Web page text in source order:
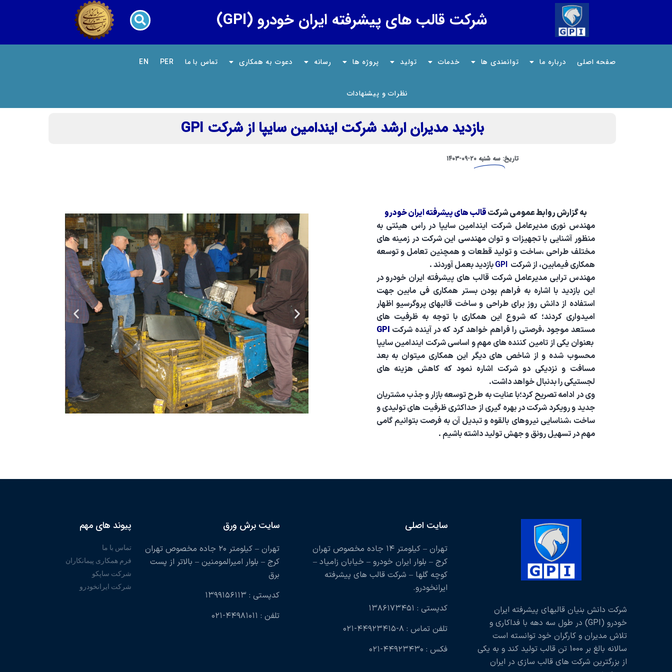
شرکت قالب های پیشرفته ایران خودرو (GPI)
صفحه اصلی درباره ما توانمندی ها خدمات تولید پروژه ها رسانه دعوت به همکاری تماس با ما PER
EN
نظرات و پیشنهادات
بازدید مدیران ارشد شرکت ایندامین سایپا از شرکت GPI
تاریخ: سه شنبه ۲۰-۰۹-۱۴۰۳
به گزارش روابط عمومي شركتقالب هاي پيشرفته ايران خودرو
مهندس نوری مديرعامل شرکت ایندامین سایپا در راس هیئتی به
منظور آشنایی با تجهیزات و توان مهندسی این شرکت در زمينه هاي
مختلف طراحی ،ساخت و تولید قطعات و همچنین تعامل و توسعه
همکاری فیمابین، از شرکت GPI
بازدید بعمل آوردند .
مهندس ترابی مدیرعامل شرکت قالب های پیشرفته ایران خودرو در
این بازدید با اشاره به فراهم بودن بستر همکاری فی مابین جهت
استفاده از دانش روز برای طراحی و ساخت قالبهای پروگرسیو اظهار
امیدواری کردند؛ که شروع این همکاری با توجه به ظرفیت های
مستعد موجود ،فرصتی را فراهم خواهد کرد که در آینده شرکت GPI
بعنوان یکی از تامین کننده های مهم و اساسی شرکت ایندامین سایپا
محسوب شده و از شاخص های دیگر این همکاری میتوان به بعد
مسافت و نزدیکی دو شرکت اشاره نمود که کاهش هزینه های
لجستیکی را بدنبال خواهد داشت.
وی در ادامه تصریح کرد؛با عنایت به طرح توسعه بازار و جذب مشتریان
جدید و رویکرد شرکت در بهره گیری از حداکثری ظرفیت های تولیدی و
ساخت ،شناسایی نیروهای بالقوه و تبدیل آن به فرصت بتوانیم گامی
مهم در تسهیل رونق و جهش تولید داشته باشیم .
شرکت دانش بنیان قالبهای پیشرفته ایران
خودرو (GPI) در طول سه دهه با فداکاری و
تلاش مدیران و کارگران خود توانسته است
سالانه بالغ بر 1000 تن قالب تولید کند و به یکی
از بزرگترین شرکت های قالب سازی در ایران
سایت اصلی
تهران – کیلومتر ۱۴ جاده مخصوص تهران
کرج – بلوار ایران خودرو – خیابان زامیاد –
کوچه گلها – شرکت قالب های پیشرفته
ایرانخودرو.
کدپستی : ۱۳۸۶۱۷۳۴۵۱
تلفن تماس : ۸-۴۴۹۲۳۴۱۵-۰۲۱
فکس : ۴۴۹۲۳۴۳۰-۰۲۱
سایت برش ورق
تهران – کیلومتر ۲۰ جاده مخصوص تهران
کرج – بلوار امیرالمومنین – بالاتر از پست
برق
کدپستی : ۱۳۹۹۱۵۶۱۱۳
تلفن : ۴۴۹۸۱۰۱۱-۰۲۱
پیوند های مهم
تماس با ما
فرم همکاری پیمانکاران
شرکت ساپکو
شرکت ایرانخودرو